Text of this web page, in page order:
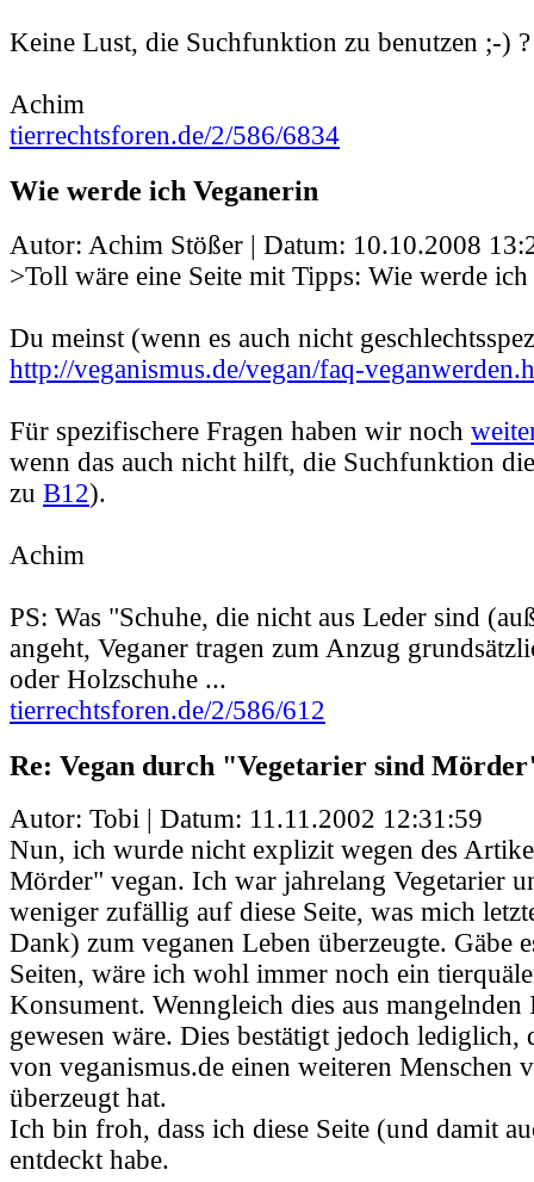
Keine Lust, die Suchfunktion zu benutzen ;-) ?
Achim
tierrechtsforen.de/2/586/6834
Wie werde ich Veganerin
Autor: Achim Stößer | Datum: 10.10.2008
>Toll wäre eine Seite mit Tipps: Wie werde
Du meinst (wenn es auch nicht
http://veganismus.de/vegan/faq-
Für spezifischere Fragen haben wir noch
wenn das auch nicht hilft, die Suchfunktion
zu B12).
Achim
PS: Was "Schuhe, die nicht aus Leder sind
angeht, Veganer tragen zum Anzug
oder Holzschuhe ...
tierrechtsforen.de/2/586/612
Re: Vegan durch "Vegetarier sind
Autor: Tobi | Datum: 11.11.2002 12:31:59
Nun, ich wurde nicht explizit wegen des
Mörder" vegan. Ich war jahrelang Vegetarier
weniger zufällig auf diese Seite, was mich
Dank) zum veganen Leben überzeugte. Gäbe
Seiten, wäre ich wohl immer noch ein
Konsument. Wenngleich dies aus
gewesen wäre. Dies bestätigt jedoch lediglich,
von veganismus.de einen weiteren Menschen
überzeugt hat.
Ich bin froh, dass ich diese Seite (und damit
entdeckt habe.